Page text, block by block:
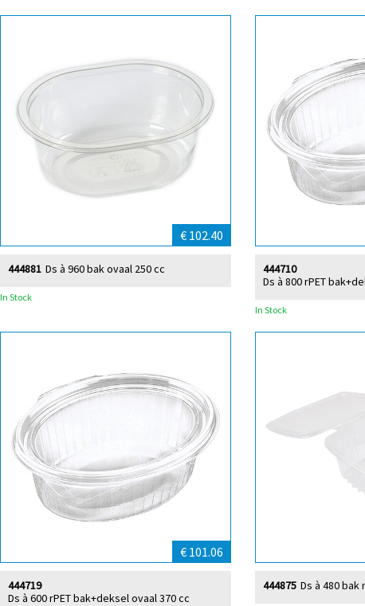
€ 102.40
Ds à 960 bak ovaal 250 cc
444881
In Stock
Ds à 800 rPET
444710
In Stock
€ 101.06
Ds à 600 rPET bak+deksel ovaal 370 cc
444719 Ds à 480 bak
444875